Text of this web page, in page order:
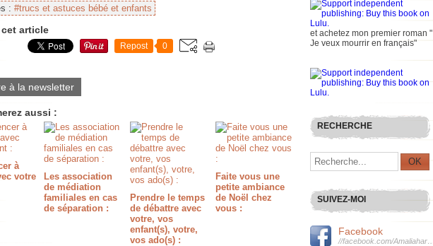
: #trucs et astuces bébé et enfants
article
Repost 0
à la newsletter
aussi :
à
votre
Les association
de médiation
familiales en cas
de séparation :
Prendre le temps
de débattre avec
votre, vos
enfant(s), votre,
vos ado(s) :
Faite vous une
petite ambiance
de Noël chez
vous :
et achetez mon premier roman "
Je veux mourrir en français"
RECHERCHE
SUIVEZ-MOI
Facebook